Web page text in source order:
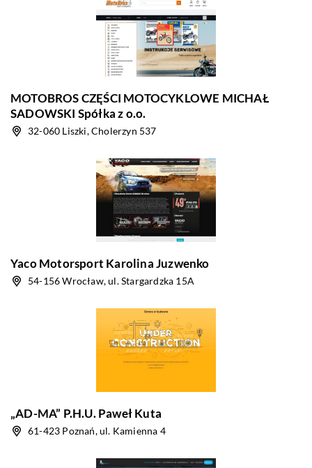
MOTOBROS CZĘŚCI MOTOCYKLOWE MICHAŁ
SADOWSKI Spółka z o.o.
32-060 Liszki, Cholerzyn 537
Yaco Motorsport Karolina Juzwenko
54-156 Wrocław, ul. Stargardzka 15A
„AD-MA” P.H.U. Paweł Kuta
61-423 Poznań, ul. Kamienna 4